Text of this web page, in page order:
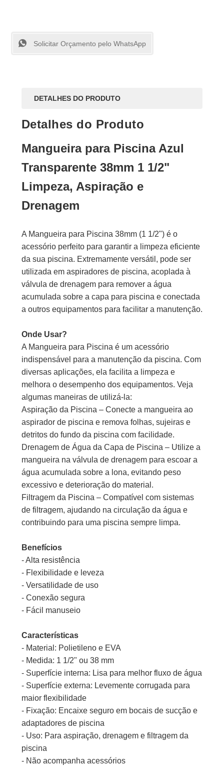
Solicitar Orçamento pelo WhatsApp
DETALHES DO PRODUTO
Detalhes do Produto
Mangueira para Piscina Azul
Transparente 38mm 1 1/2"
Limpeza, Aspiração e
Drenagem
A Mangueira para Piscina 38mm (1 1/2") é o
acessório perfeito para garantir a limpeza eficiente
da sua piscina. Extremamente versátil, pode ser
utilizada em aspiradores de piscina, acoplada à
válvula de drenagem para remover a água
acumulada sobre a capa para piscina e conectada
a outros equipamentos para facilitar a manutenção.
Onde Usar?
A Mangueira para Piscina é um acessório
indispensável para a manutenção da piscina. Com
diversas aplicações, ela facilita a limpeza e
melhora o desempenho dos equipamentos. Veja
algumas maneiras de utilizá-la:
Aspiração da Piscina – Conecte a mangueira ao
aspirador de piscina e remova folhas, sujeiras e
detritos do fundo da piscina com facilidade.
Drenagem de Água da Capa de Piscina – Utilize a
mangueira na válvula de drenagem para escoar a
água acumulada sobre a lona, evitando peso
excessivo e deterioração do material.
Filtragem da Piscina – Compatível com sistemas
de filtragem, ajudando na circulação da água e
contribuindo para uma piscina sempre limpa.
Benefícios
- Alta resistência
- Flexibilidade e leveza
- Versatilidade de uso
- Conexão segura
- Fácil manuseio
Características
- Material: Polietileno e EVA
- Medida: 1 1/2" ou 38 mm
- Superfície interna: Lisa para melhor fluxo de água
- Superfície externa: Levemente corrugada para
maior flexibilidade
- Fixação: Encaixe seguro em bocais de sucção e
adaptadores de piscina
- Uso: Para aspiração, drenagem e filtragem da
piscina
- Não acompanha acessórios